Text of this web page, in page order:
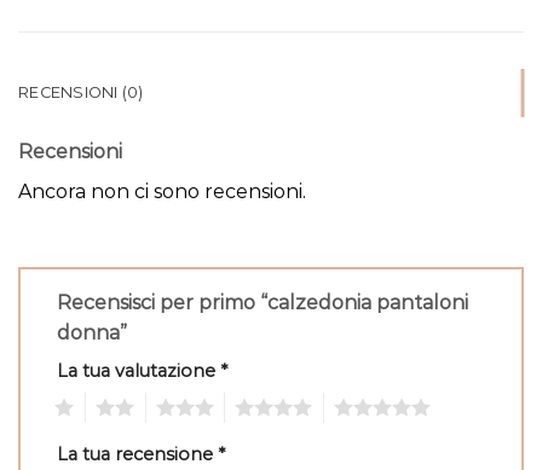
RECENSIONI (0)
Recensioni
Ancora non ci sono recensioni.
Recensisci per primo “calzedonia pantaloni
donna”
La tua valutazione *
La tua recensione *